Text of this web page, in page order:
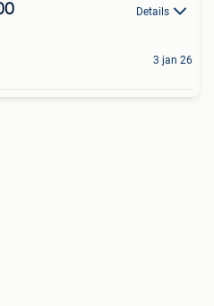
Details
3 jan 26